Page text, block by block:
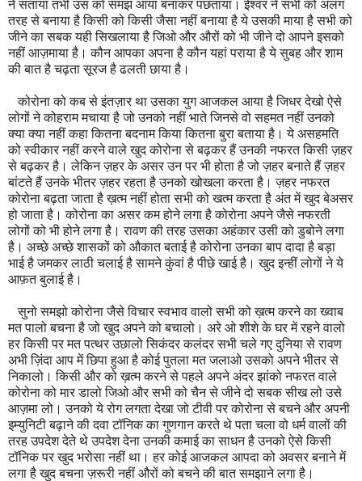
ने सताया तभी उस को समझ आया बनाकर पछताया। ईश्वर ने सभी को अलग
तरह से बनाया है किसी को किसी जैसा नहीं बनाया है ये उसकी माया है सभी को
जीने का सबक यही सिखलाया है जिओ और औरों को भी जीने दो आपने इसको
नहीं आज़माया है। कौन आपका अपना है कौन यहां पराया है ये सुबह और शाम
की बात है चढ़ता सूरज है ढलती छाया है।
कोरोना को कब से इंतज़ार था उसका युग आजकल आया है जिधर देखो ऐसे
लोगों ने कोहराम मचाया है जो उनको नहीं भाते जिनसे वो सहमत नहीं उनको
क्या क्या नहीं कहा कितना बदनाम किया कितना बुरा बताया है। ये असहमति
को स्वीकार नहीं करने वाले खुद कोरोना से बढ़कर हैं उनकी नफरत किसी ज़हर
से बढ़कर है। लेकिन ज़हर के असर उन पर भी होता है जो ज़हर बनाते हैं ज़हर
बांटते हैं उनके भीतर ज़हर रहता है उनको खोखला करता है। ज़हर नफरत
कोरोना बढ़ता जाता है ख़त्म नहीं होता सभी को खत्म करता है अंत में खुद बेअसर
हो जाता है। कोरोना का असर कम होने लगा है कोरोना अपने जैसे नफरती
लोगों को भी होने लगा है। रावण की तरह उसका अहंकार उसी को डुबोने लगा
है। अच्छे अच्छे शासकों को औकात बताई है कोरोना उनका बाप दादा है बड़ा
भाई है जमकर लाठी चलाई है सामने कुंवां है पीछे खाई है। खुद इन्हीं लोगों ने ये
आफ़त बुलाई है।
सुनो समझो कोरोना जैसे विचार स्वभाव वालो सभी को ख़त्म करने का ख्वाब
मत पालो बचना है जो खुद अपने को बचालो। अरे ओ शीशे के घर में रहने वालो
हर किसी पर मत पत्थर उछालो सिकंदर कलंदर सभी चले गए दुनिया से रावण
अभी ज़िंदा आप में छिपा हुआ है कोई पुतला मत जलाओ उसको अपने भीतर से
निकालो। किसी और को ख़त्म करने से पहले अपने अंदर झांको नफरत वाले
कोरोना को मार डालो जिओ और सभी को चैन से जीने दो सबक सीख लो उसे
आज़मा लो। उनको ये रोग लगता देखा जो टीवी पर कोरोना से बचने और अपनी
इम्युनिटी बढ़ाने की दवा टॉनिक का गुणगान करते थे पता चला वो धर्म वालों की
तरह उपदेश देते थे उपदेश देना उनकी कमाई का साधन है उनको ऐसे किसी
टॉनिक पर खुद भरोसा नहीं था। हर कोई आजकल आपदा को अवसर बनाने में
लगा है खुद बचना ज़रूरी नहीं औरों को बचने की बात समझाने लगा है।